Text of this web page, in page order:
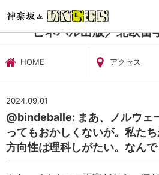
習い事・稽古 ビネバル出版／北
ビネバル出版／北欧留
HOME アクセス
2024.09.01
@bindeballe: まあ、ノルウェ
ってもおかしくないが。私た
方向性は理科しがたい。なん